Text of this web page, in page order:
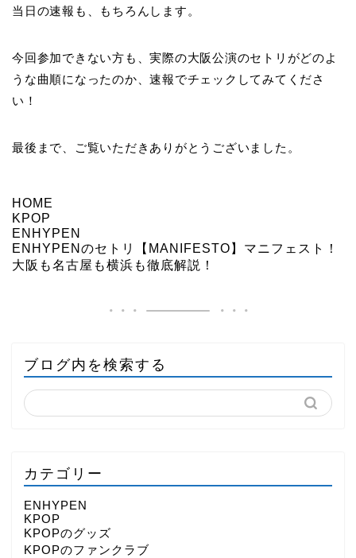
当日の速報も、もちろんします。
今回参加できない方も、実際の大阪公演のセトリがどのよ
うな曲順になったのか、速報でチェックしてみてくださ
い！
最後まで、ご覧いただきありがとうございました。
HOME
KPOP
ENHYPEN
ENHYPENのセトリ【MANIFESTO】マニフェスト！
大阪も名古屋も横浜も徹底解説！
ブログ内を検索する
カテゴリー
ENHYPEN
KPOP
KPOPのグッズ
KPOPのファンクラブ